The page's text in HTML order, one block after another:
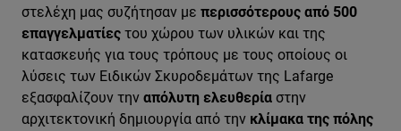
στελέχη μας συζήτησαν με περισσότερους από 500
επαγγελματίες του χώρου των υλικών και της
κατασκευής για τους τρόπους με τους οποίους οι
λύσεις των Ειδικών Σκυροδεμάτων της Lafarge
εξασφαλίζουν την απόλυτη ελευθερία στην
αρχιτεκτονική δημιουργία από την κλίμακα της πόλης